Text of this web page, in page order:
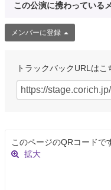
この公演に携わっている
メンバーに登録
トラックバックURLはこ
このページのQRコードで
拡大